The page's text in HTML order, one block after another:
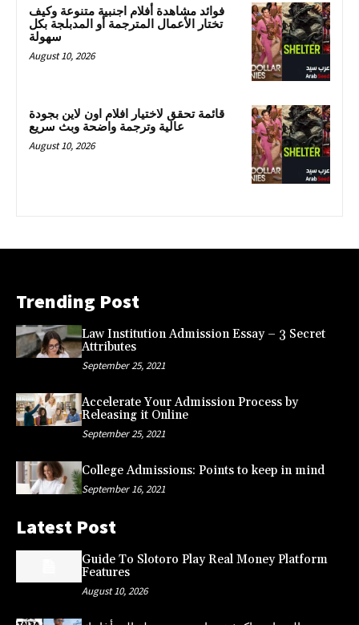
فوائد مشاهدة أفلام اجنبية متنوعة وكيف
تختار الأعمال المترجمة أو المدبلجة بكل
سهولة
August 10, 2026
قائمة تحقق لاختيار افلام اون لاين بجودة
عالية وترجمة واضحة وبث سريع
August 10, 2026
Trending Post
Law Institution Admission Essay – 3 Secret
Attributes
September 25, 2021
Accelerate Your Admission Process by
Releasing it Online
September 25, 2021
College Admissions: Points to keep in mind
September 16, 2021
Latest Post
Guide To Slotoro Play Real Money Platform
Features
August 10, 2026